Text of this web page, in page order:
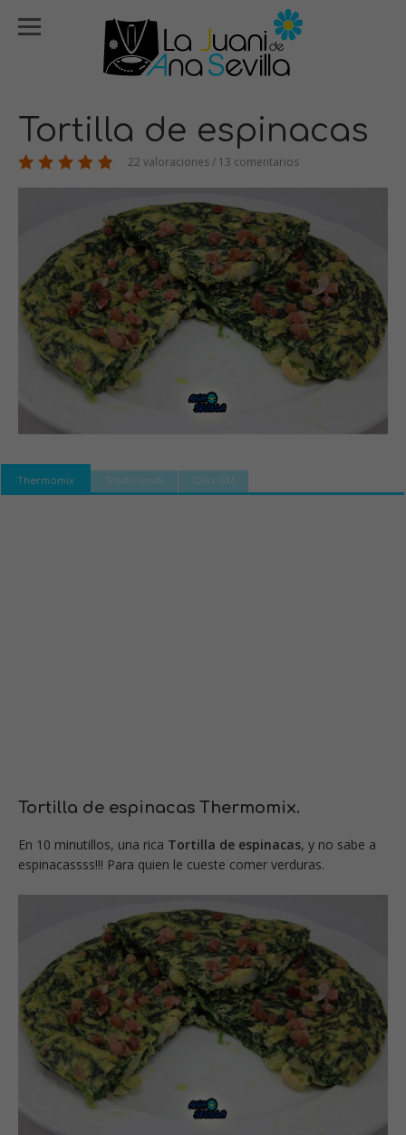
Tortilla de espinacas
22 valoraciones / 13 comentarios
Thermomix Tradicional Olla GM
Tortilla de espinacas Thermomix.
En 10 minutillos, una rica Tortilla de espinacas, y no sabe a
espinacassss!!! Para quien le cueste comer verduras.